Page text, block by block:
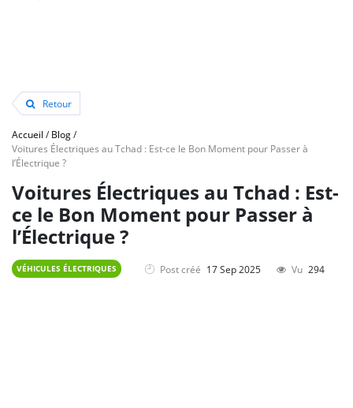
Retour
Accueil /Blog/
Voitures Électriques au Tchad : Est-ce le Bon Moment pour Passer à
l’Électrique ?
Voitures Électriques au Tchad : Est-
ce le Bon Moment pour Passer à
l’Électrique ?
VÉHICULES ÉLECTRIQUES Post créé 17 Sep 2025 Vu 294